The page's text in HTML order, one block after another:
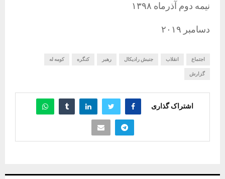
نیمه دوم آذرماه ١٣٩٨
دسامبر ٢٠١٩
اجتماع انقلاب جنبش رادیکال رهبر کنگره کومه له
گزارش
اشتراک گذاری